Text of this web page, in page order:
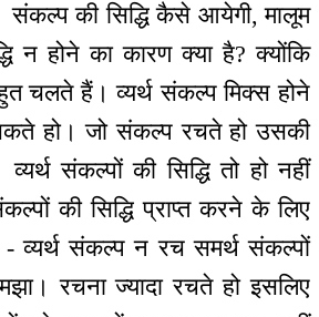
संकल्प की सिद्धि कैसे आयेगी, मालूम
न होने का कारण क्या है? क्योंकि
चलते हैं। व्यर्थ संकल्प मिक्स होने
हो। जो संकल्प रचते हो उसकी
व्यर्थ संकल्पों की सिद्धि तो हो नहीं
की सिद्धि प्राप्त करने के लिए
- व्यर्थ संकल्प न रच समर्थ संकल्पों
रचना ज्यादा रचते हो इसलिए